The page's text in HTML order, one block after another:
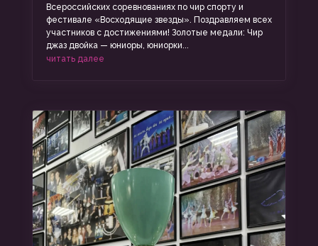
Всероссийских соревнованиях по чир спорту и
фестивале «Восходящие звезды». Поздравляем всех
участников с достижениями! Золотые медали: Чир
джаз двойка — юниоры, юниорки...
читать далее